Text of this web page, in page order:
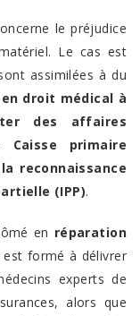
le préjudice
Le cas est
assimilées à du
droit médical à
des affaires
primaire
reconnaissance
(IPP).
en réparation
formé à délivrer
experts de
alors que